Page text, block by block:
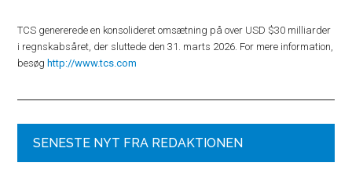
TCS genererede en konsolideret omsætning på over USD $30 milliarder
i regnskabsåret, der sluttede den 31. marts 2026. For mere information,
besøg http://www.tcs.com
SENESTE NYT FRA REDAKTIONEN